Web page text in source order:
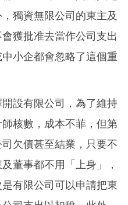
獨資無限公司的東主及
獲批准去當作公司支出
小企都會忽略了這個重
設有限公司，為了維持
核數，成本不菲，但第
欠債甚至結業，只要不
董事都不用「上身」，
有限公司可以申請把東